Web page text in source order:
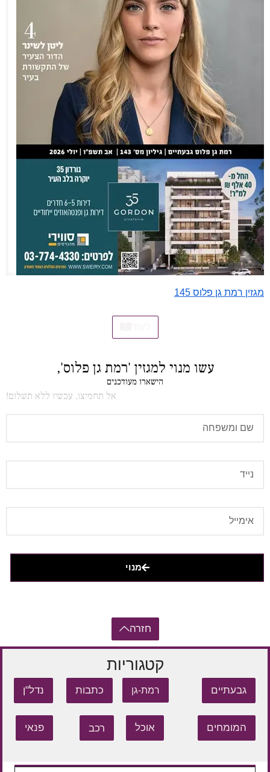
מגזין רמת גן פלוס 145
עשו מנוי למגזין 'רמת גן פלוס',
הישארו מעודכנים
אל תחמיצו, עכשיו ללא תשלום!
מנוי
חזרה
קטגוריות
גבעתיים רמת-גן כתבות נדל"ן
המומחים אוכל רכב פנאי